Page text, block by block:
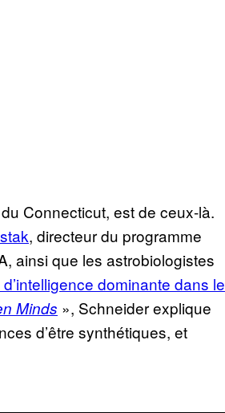
Connecticut, est de ceux-là.
, directeur du programme
ainsi que les astrobiologistes
dominante dans le
Minds », Schneider explique
d’être synthétiques, et